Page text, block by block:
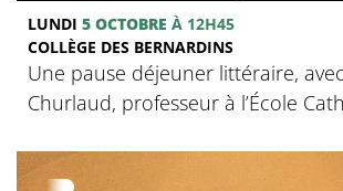
LUNDI 5 OCTOBRE À 12H45
COLLÈGE DES BERNARDINS
Une pause déjeuner littéraire,
Churlaud, professeur à l’École